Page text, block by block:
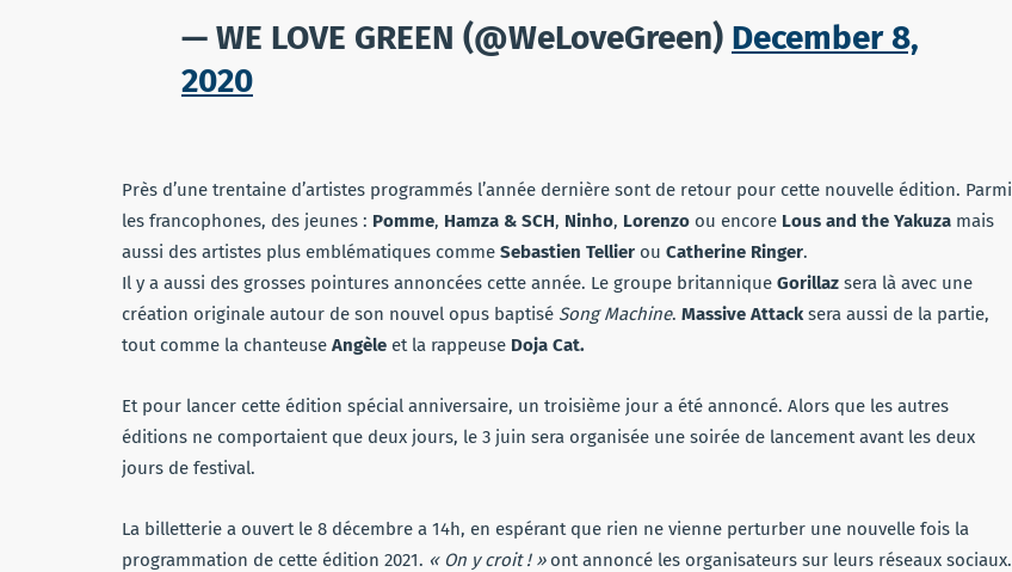
— WE LOVE GREEN (@WeLoveGreen) December 8,
2020
Près d’une trentaine d’artistes programmés l’année dernière sont de retour pour cette nouvelle édition. Parmi
les francophones, des jeunes : Pomme, Hamza & SCH, Ninho, Lorenzo ou encore Lous and the Yakuza mais
aussi des artistes plus emblématiques comme Sebastien Tellier ou Catherine Ringer.
Il y a aussi des grosses pointures annoncées cette année. Le groupe britannique Gorillaz sera là avec une
création originale autour de son nouvel opus baptisé Song Machine. Massive Attack sera aussi de la partie,
tout comme la chanteuse Angèle et la rappeuse Doja Cat.
Et pour lancer cette édition spécial anniversaire, un troisième jour a été annoncé. Alors que les autres
éditions ne comportaient que deux jours, le 3 juin sera organisée une soirée de lancement avant les deux
jours de festival.
La billetterie a ouvert le 8 décembre a 14h, en espérant que rien ne vienne perturber une nouvelle fois la
programmation de cette édition 2021. « On y croit ! »ont annoncé les organisateurs sur leurs réseaux sociaux.